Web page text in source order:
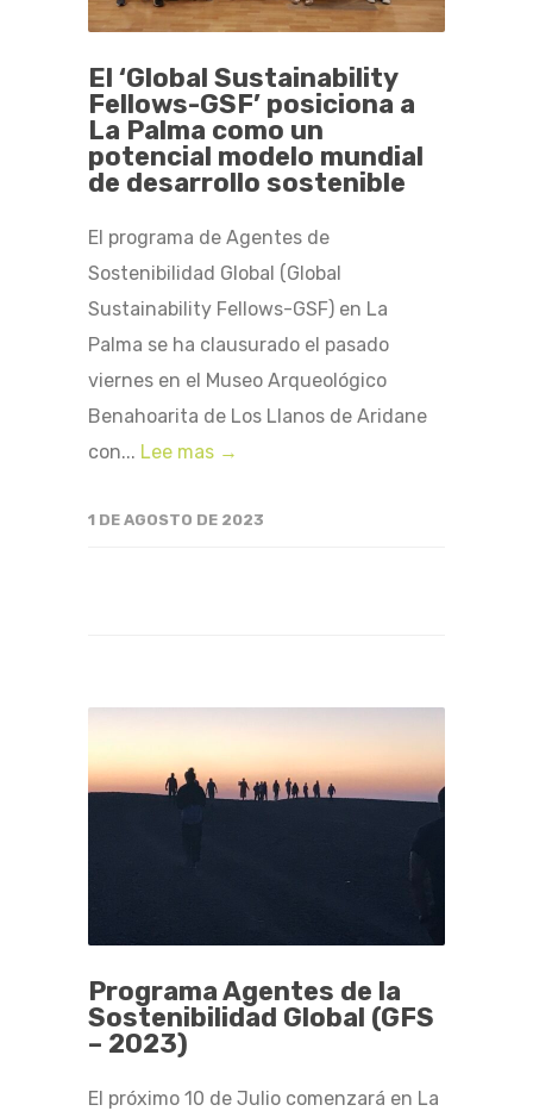
El ‘Global Sustainability
Fellows-GSF’ posiciona a
La Palma como un
potencial modelo mundial
de desarrollo sostenible
El programa de Agentes de
Sostenibilidad Global (Global
Sustainability Fellows-GSF) en La
Palma se ha clausurado el pasado
viernes en el Museo Arqueológico
Benahoarita de Los Llanos de Aridane
con... Lee mas →
1 DE AGOSTO DE 2023
Programa Agentes de la
Sostenibilidad Global (GFS
– 2023)
El próximo 10 de Julio comenzará en La